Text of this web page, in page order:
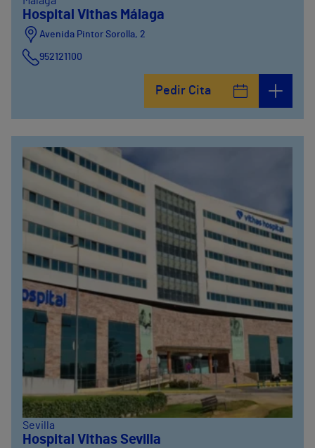
Hospital Vithas Málaga
Avenida Pintor Sorolla, 2
952121100
635319819
Pedir Cita
Sevilla
Hospital Vithas Sevilla